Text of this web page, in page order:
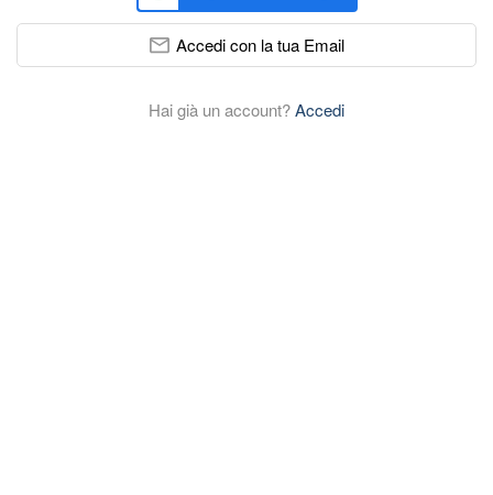
Accedi con la tua Email
Hai già un account?Accedi